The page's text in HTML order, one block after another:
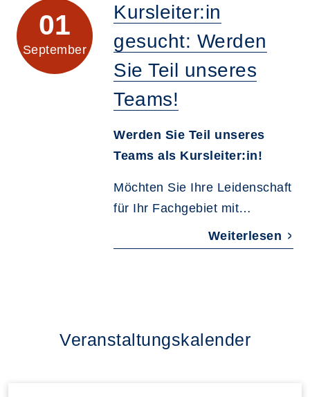
01
September
Kursleiter:in
gesucht: Werden
Sie Teil unseres
Teams!
Werden Sie Teil unseres
Teams als Kursleiter:in!
Möchten Sie Ihre Leidenschaft
für Ihr Fachgebiet mit…
Weiterlesen
Veranstaltungskalender